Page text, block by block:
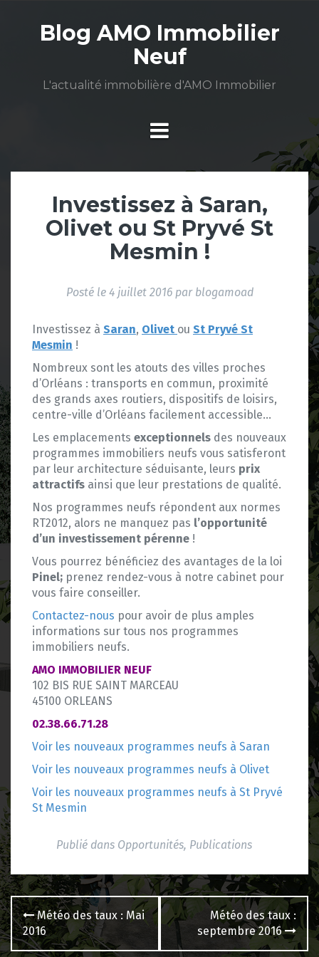
contenuBlog AMO Immobilier
Neuf
L'actualité immobilière d'AMO Immobilier
Investissez à Saran,
Olivet ou St Pryvé St
Mesmin !
Posté le 4 juillet 2016par blogamoad
Investissez à Saran, Olivet ou St Pryvé St
Mesmin !
Nombreux sont les atouts des villes proches
d’Orléans : transports en commun, proximité
des grands axes routiers, dispositifs de loisirs,
centre-ville d’Orléans facilement accessible…
Les emplacements exceptionnels des nouveaux
programmes immobiliers neufs vous satisferont
par leur architecture séduisante, leurs prix
attractifs ainsi que leur prestations de qualité.
Nos programmes neufs répondent aux normes
RT2012, alors ne manquez pas l’opportunité
d’un investissement pérenne !
Vous pourrez bénéficiez des avantages de la loi
Pinel; prenez rendez-vous à notre cabinet pour
vous faire conseiller.
Contactez-nous pour avoir de plus amples
informations sur tous nos programmes
immobiliers neufs.
AMO IMMOBILIER NEUF
102 BIS RUE SAINT MARCEAU
45100 ORLEANS
02.38.66.71.28
Voir les nouveaux programmes neufs à Saran
Voir les nouveaux programmes neufs à Olivet
Voir les nouveaux programmes neufs à St Pryvé
St Mesmin
Publié dans Opportunités, Publications
Navigation
des
Météo des taux : Mai
2016
Météo des taux :
septembre 2016